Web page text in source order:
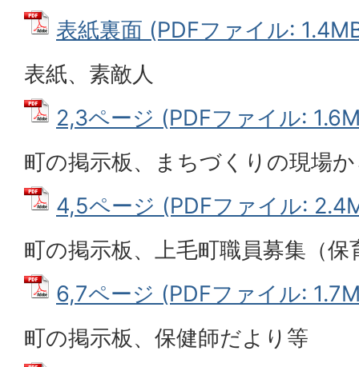
表紙裏面 (PDFファイル:
表紙、素敵人
2,3ページ (PDFファイル:
町の掲示板、まちづくりの現場
4,5ページ (PDFファイル:
町の掲示板、上毛町職員募集（保
6,7ページ (PDFファイル:
町の掲示板、保健師だより等